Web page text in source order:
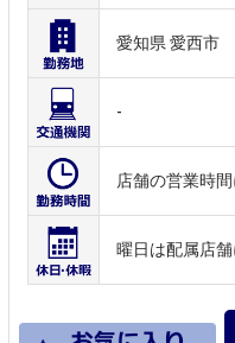
愛知県 愛西市
-
店舗の営業時
曜日は配属店